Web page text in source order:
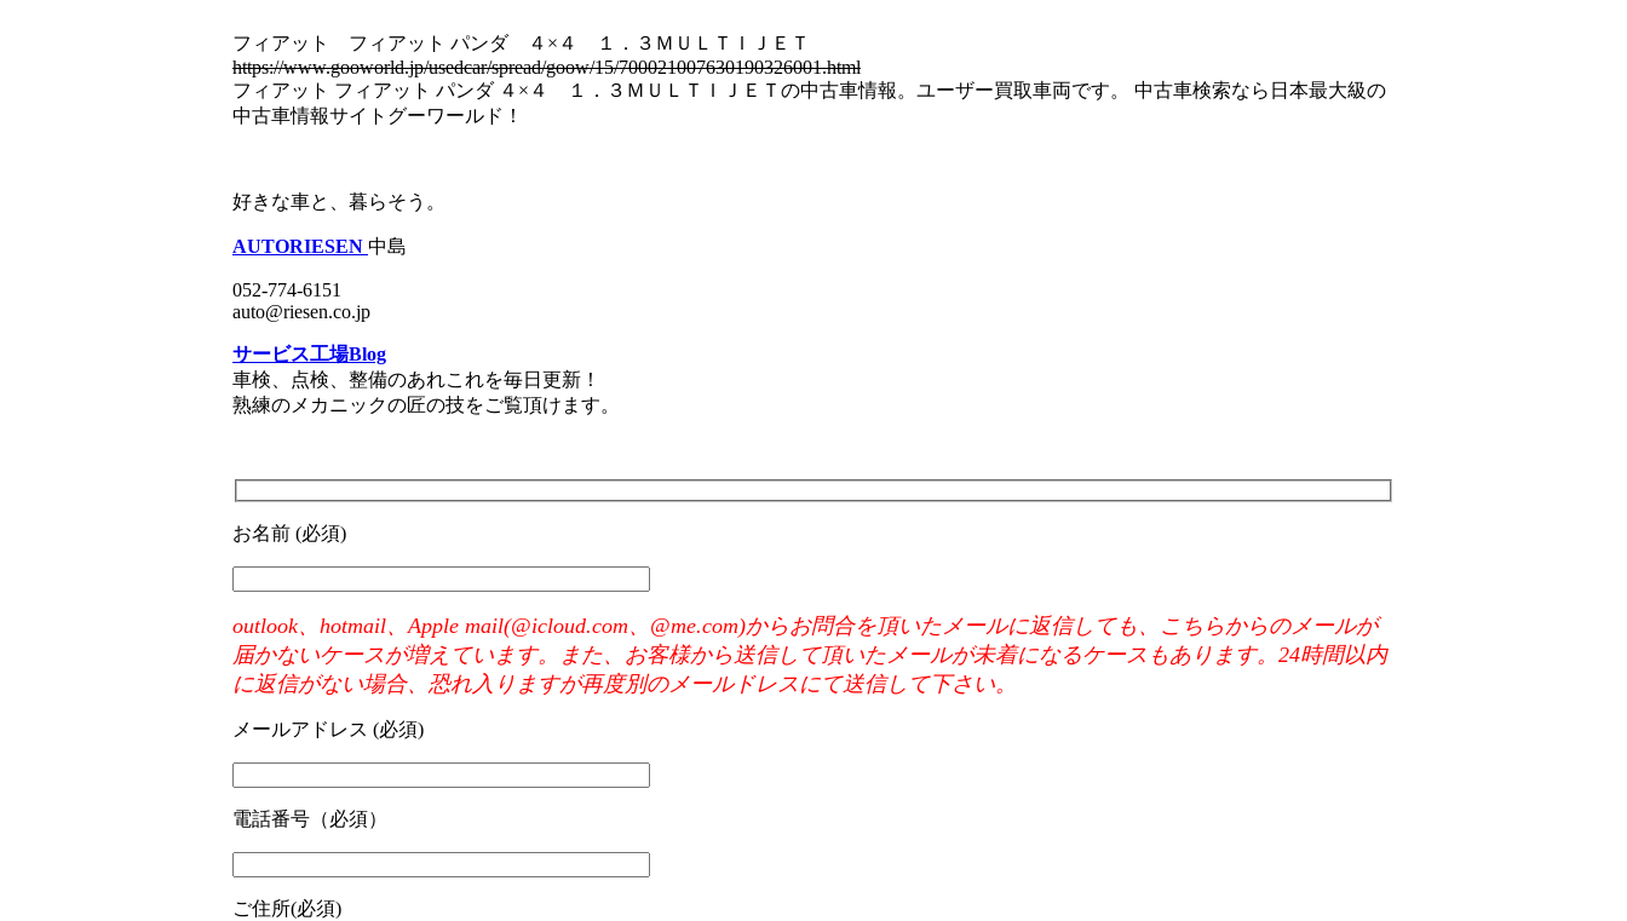
フィアット フィアット パンダ ４×４ １．３ＭＵＬＴＩＪＥＴ
https://www.gooworld.jp/usedcar/spread/goow/15/700021007630190326001.html
フィアット フィアット パンダ ４×４ １．３ＭＵＬＴＩＪＥＴの中古車情報。ユーザー買取車両です。 中古車検索なら日本最大級の
中古車情報サイトグーワールド！
好きな車と、暮らそう。
AUTORIESEN 中島
052-774-6151
auto@riesen.co.jp
サービス工場Blog
車検、点検、整備のあれこれを毎日更新！
熟練のメカニックの匠の技をご覧頂けます。
お名前 (必須)
outlook、hotmail、Apple mail(@icloud.com、@me.com)からお問合を頂いたメールに返信しても、こちらからのメールが
届かないケースが増えています。また、お客様から送信して頂いたメールが未着になるケースもあります。24時間以内
に返信がない場合、恐れ入りますが再度別のメールドレスにて送信して下さい。
メールアドレス (必須)
電話番号（必須）
ご住所(必須)